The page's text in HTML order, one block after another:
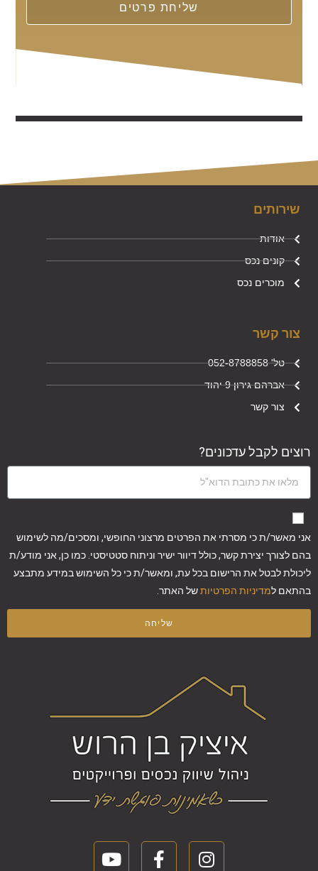
שליחת פרטים
שירותים
אודות
קונים נכס
מוכרים נכס
צור קשר
טל' 052-8788858
אברהם גירון 9 יהוד
צור קשר
רוצים לקבל עדכונים?
אני מאשר/ת כי מסרתי את הפרטים מרצוני החופשי, ומסכים/מה לשימוש
בהם לצורך יצירת קשר, כולל דיוור ישיר וניתוח סטטיסטי. כמו כן, אני מודע/ת
ליכולת לבטל את הרישום בכל עת, ומאשר/ת כי כל השימוש במידע מתבצע
בהתאם למדיניות הפרטיותשל האתר.
שליחה